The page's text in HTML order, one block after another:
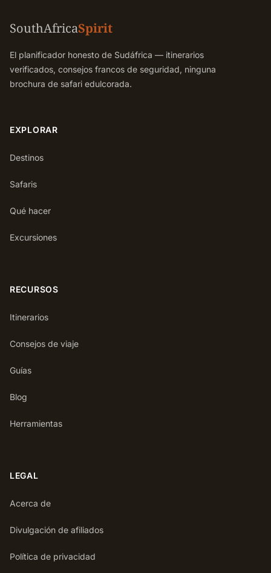
SouthAfricaSpirit
El planificador honesto de Sudáfrica — itinerarios
verificados, consejos francos de seguridad, ninguna
brochura de safari edulcorada.
EXPLORAR
Destinos
Safaris
Qué hacer
Excursiones
RECURSOS
Itinerarios
Consejos de viaje
Guías
Blog
Herramientas
LEGAL
Acerca de
Divulgación de afiliados
Política de privacidad